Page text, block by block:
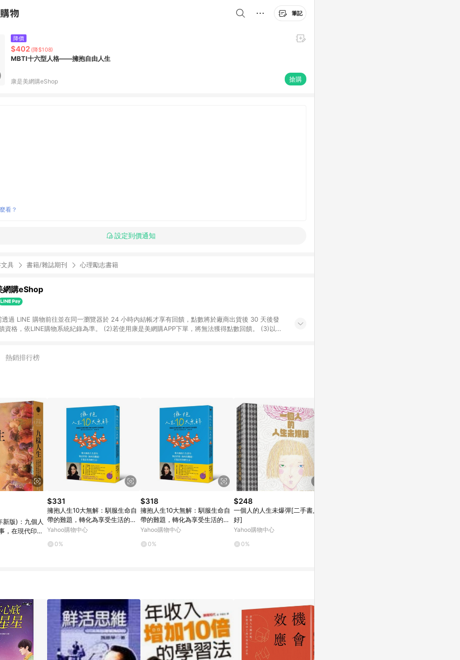
筆記
降價
$402 (降$108)
MBTI十六型人格——擁抱自由人生
康是美網購eShop 搶購
看？
設定到價通知
具 書籍/雜誌期刊 心理勵志書籍
網購eShop
過 LINE 購物前往並在同一瀏覽器於 24 小時內結帳才享有回饋，點數將於廠商出貨後 30 天後發
資格，依LINE購物系統紀錄為準。 (2)若使用康是美網購APP下單，將無法獲得點數回饋。​ (3)以下
之官方帳號訊息通知。亦可於LINE購物網站或APP中的「我的訂單」頁面查詢，請依LINE購物網站
熱銷排行榜
新版)：九個人
，在現代印度
著信仰的尊嚴
$331
擁抱人生10大無解：馴服生命自
帶的難題，轉化為享受生活的智
慧
Yahoo購物中心
0%
$318
擁抱人生10大無解：馴服生命自
帶的難題，轉化為享受生活的智
慧[二手書_近全新]
Yahoo購物中心
0%
$248
一個人的人生未爆彈[二手書_良
好]
Yahoo購物中心
0%